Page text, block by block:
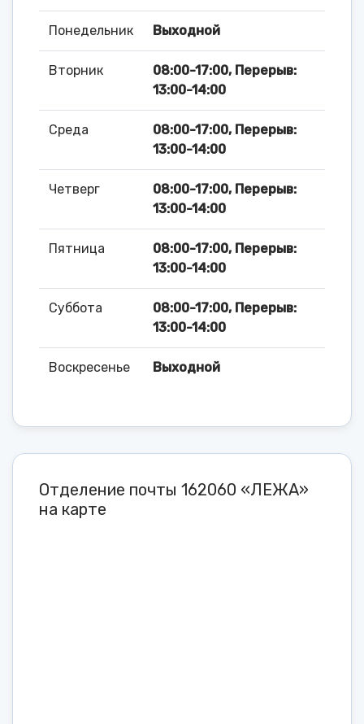
Понедельник Выходной
Вторник
08:00-17:00, Перерыв:
13:00-14:00
Среда
08:00-17:00, Перерыв:
13:00-14:00
Четверг
08:00-17:00, Перерыв:
13:00-14:00
Пятница
08:00-17:00, Перерыв:
13:00-14:00
Суббота
08:00-17:00, Перерыв:
13:00-14:00
Воскресенье Выходной
Отделение почты 162060 «ЛЕЖА»
на карте